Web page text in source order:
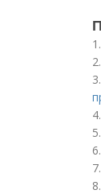
1.
2.
3.
4.
5.
6.
7.
8.